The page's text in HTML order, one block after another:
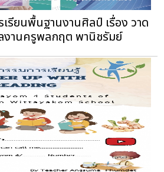
เรียนพื้นฐานงานศิลป์ เรื่อง วาด
งานครูพลกฤต พานิชรัมย์